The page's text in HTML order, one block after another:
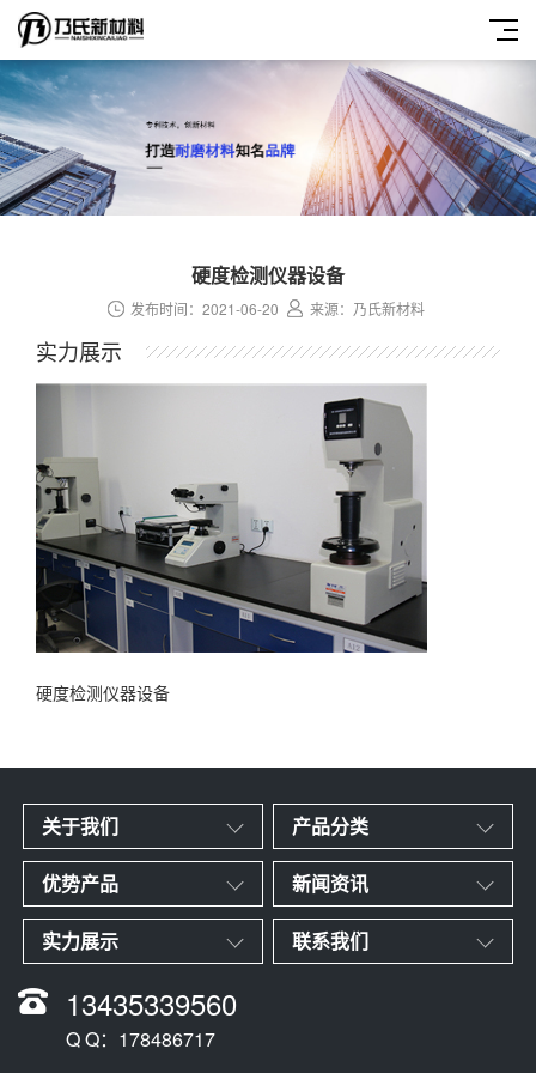
硬度检测仪器设备
发布时间：2021-06-20 来源：乃氏新材料
实力展示
硬度检测仪器设备
关于我们 产品分类
优势产品 新闻资讯
实力展示 联系我们
13435339560
Q Q：178486717